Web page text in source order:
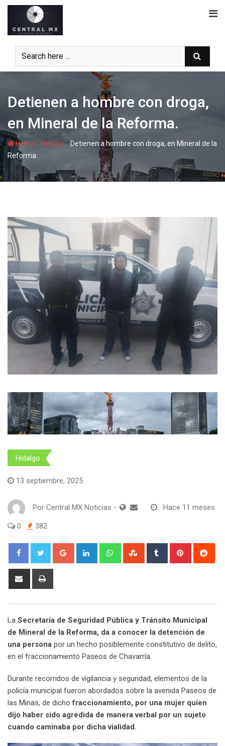
Skip
content
Detienen a hombre con droga,
en Mineral de la Reforma.
Home - Hidalgo- Detienen a hombre con droga, en Mineral de la
Reforma.
Hidalgo
13 septiembre, 2025
Por Central MX Noticias - Hace 11 meses
0 382
Google+ LinkedIn WhatsappStumbleUpon
Tumblr Pinterest
Share
La Secretaría de Seguridad Pública y Tránsito Municipal
de Mineral de la Reforma, da a conocer la detención de
una persona por un hecho posiblemente constitutivo de delito,
en el fraccionamiento Paseos de Chavarría.
Durante recorridos de vigilancia y seguridad, elementos de la
policía municipal fueron abordados sobre la avenida Paseos de
las Minas, de dichofraccionamiento, por una mujer quien
dijo haber sido agredida de manera verbal por un sujeto
cuando caminaba por dicha vialidad.